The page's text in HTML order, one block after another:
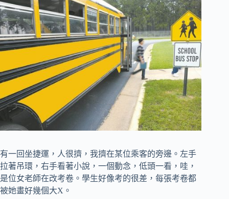
有一回坐捷運，人很擠，我擠在某位乘客的旁邊。左手
拉著吊環，右手看著小說，一個動念，低頭一看，哇，
是位女老師在改考卷。學生好像考的很差，每張考卷都
被她畫好幾個大X。